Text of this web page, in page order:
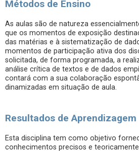
Métodos de Ensino
As aulas são de natureza
que os momentos de exposição
das matérias e à sistematização de
momentos de participação ativa dos
solicitada, de forma programada, a
análise crítica de textos e de dados
contará com a sua colaboração
dinamizadas em situação de aula.
Resultados de Aprendizagem
Esta disciplina tem como objetivo
conhecimentos precisos e